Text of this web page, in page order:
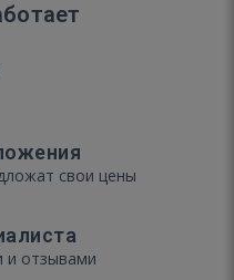
свои цены
и отзывами